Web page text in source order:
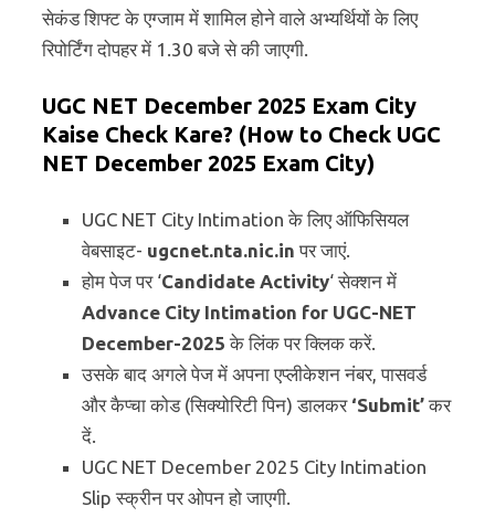
सेकंड शिफ्ट के एग्जाम में शामिल होने वाले अभ्यर्थियों के लिए
रिपोर्टिंग दोपहर में 1.30 बजे से की जाएगी.
UGC NET December 2025 Exam City
Kaise Check Kare? (How to Check UGC
NET December 2025 Exam City)
UGC NET City Intimation के लिए ऑफिसियल
वेबसाइट- ugcnet.nta.nic.in पर जाएं.
होम पेज पर ‘Candidate Activity‘ सेक्शन में
Advance City Intimation for UGC-NET
December-2025 के लिंक पर क्लिक करें.
उसके बाद अगले पेज में अपना एप्लीकेशन नंबर, पासवर्ड
और कैप्चा कोड (सिक्योरिटी पिन) डालकर ‘Submit’कर
दें.
UGC NET December 2025 City Intimation
Slip स्क्रीन पर ओपन हो जाएगी.